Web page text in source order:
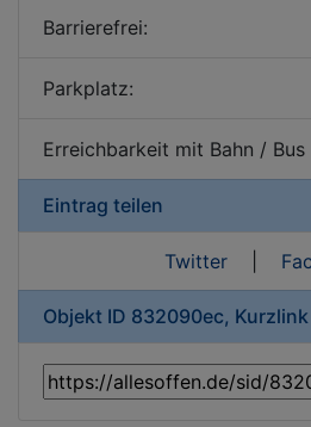
Barrierefrei:
Parkplatz:
Erreichbarkeit mit Bahn / Bus
Eintrag teilen
Twitter|
Objekt ID 832090ec,